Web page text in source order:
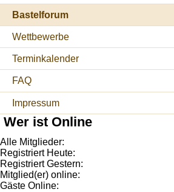
Bastelforum
Wettbewerbe
Terminkalender
FAQ
Impressum
Wer ist Online
Alle Mitglieder:
Registriert Heute:
Registriert Gestern:
Mitglied(er) online:
Gäste Online: